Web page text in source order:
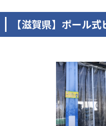
【滋賀県】ポール